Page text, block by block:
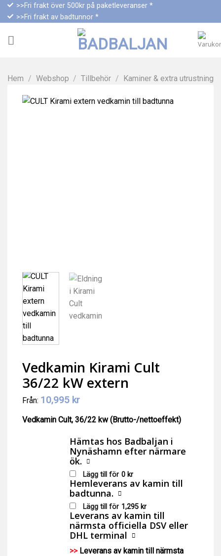
Skip >>Fri frakt över 500kr på paketleveranser *
>>Fri frakt av badtunnor *
Hem / Webshop / Tillbehör / Kaminer & extra utrustning
Vedkamin Kirami Cult
36/22 kW extern
Från: 10,995 kr
Vedkamin Cult, 36/22 kw (Brutto-/nettoeffekt)
Hämtas hos Badbaljan i
Nynäshamn efter närmare
ök.
Lägg till för 0 kr
Hemleverans av kamin till
badtunna.
Lägg till för 1,295 kr
Leverans av kamin till
närmsta officiella DSV eller
DHL terminal
>> Leverans av kamin till närmsta